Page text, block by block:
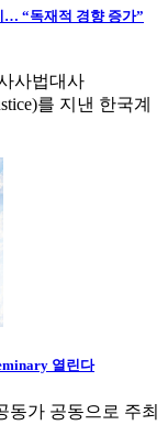
… “독재적 경향 증가”
사법대사
를 지낸 한국계
열린다
동가 공동으로 주최